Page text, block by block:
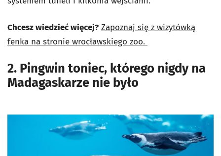
Chcesz wiedzieć więcej? Zapoznaj się z wizytówką
fenka na stronie wrocławskiego zoo.
2. Pingwin toniec, którego nigdy na
Madagaskarze nie było